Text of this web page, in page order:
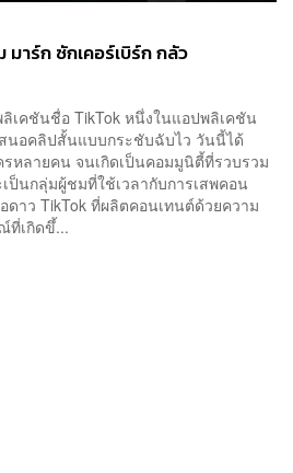
มาร์ก ซักเคอร์เบิร์ก กลัว
เคชันชื่อ TikTok หนึ่งในแอปพลิเคชัน
นอคลิปสั้นแบบกระชับฉับไว วันนี้ได้
หลายคน จนเกิดเป็นคอมมูนิตี้ที่รวบรวม
ป็นกลุ่มผู้ชมที่ใช้เวลากับการเสพคอน
าว TikTok ที่ผลิตคอนเทนต์ด้วยความ
ที่เกิดขึ้...